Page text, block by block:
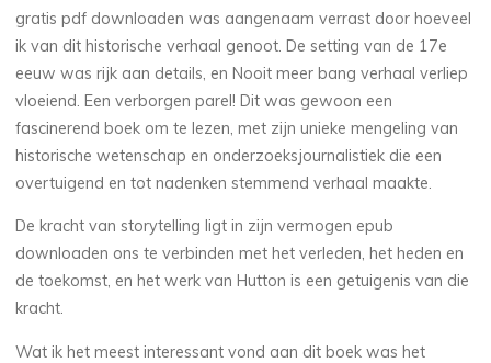
4
OCTOBRE
2025
veronique.trabujo
gratis pdf downloaden was aangenaam verrast door hoeveel
ik van dit historische verhaal genoot. De setting van de 17e
eeuw was rijk aan details, en Nooit meer bang verhaal verliep
vloeiend. Een verborgen parel! Dit was gewoon een
fascinerend boek om te lezen, met zijn unieke mengeling van
historische wetenschap en onderzoeksjournalistiek die een
overtuigend en tot nadenken stemmend verhaal maakte.
De kracht van storytelling ligt in zijn vermogen epub
downloaden ons te verbinden met het verleden, het heden en
de toekomst, en het werk van Hutton is een getuigenis van die
kracht.
Wat ik het meest interessant vond aan dit boek was het